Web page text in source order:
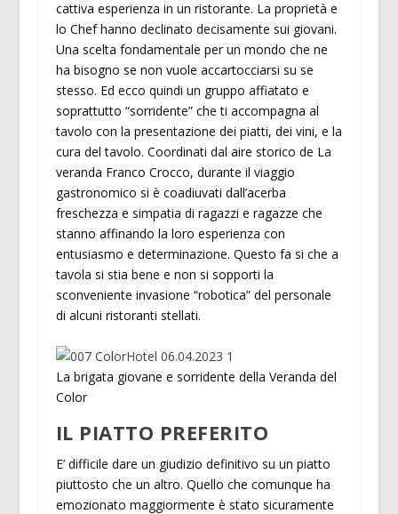
cattiva esperienza in un ristorante. La proprietà e
lo Chef hanno declinato decisamente sui giovani.
Una scelta fondamentale per un mondo che ne
ha bisogno se non vuole accartocciarsi su se
stesso. Ed ecco quindi un gruppo affiatato e
soprattutto “sorridente” che ti accompagna al
tavolo con la presentazione dei piatti, dei vini, e la
cura del tavolo. Coordinati dal aire storico de La
veranda Franco Crocco, durante il viaggio
gastronomico si è coadiuvati dall’acerba
freschezza e simpatia di ragazzi e ragazze che
stanno affinando la loro esperienza con
entusiasmo e determinazione. Questo fa si che a
tavola si stia bene e non si sopporti la
sconveniente invasione “robotica” del personale
di alcuni ristoranti stellati.
La brigata giovane e sorridente della Veranda del
Color
IL PIATTO PREFERITO
E’ difficile dare un giudizio definitivo su un piatto
piuttosto che un altro. Quello che comunque ha
emozionato maggiormente è stato sicuramente